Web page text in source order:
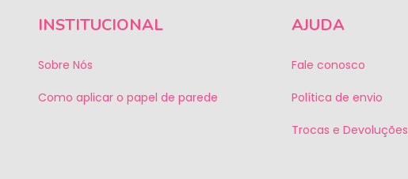
INSTITUCIONAL
Sobre Nós
Como aplicar o papel de parede
AJUDA
Fale conosco
Política de envio
Trocas e Devoluções